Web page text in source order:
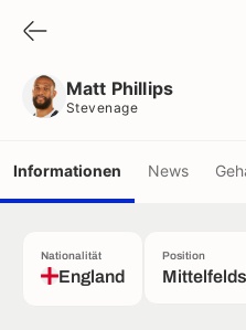
Matt Phillips
Stevenage
Informationen News
Nationalität
England
Position